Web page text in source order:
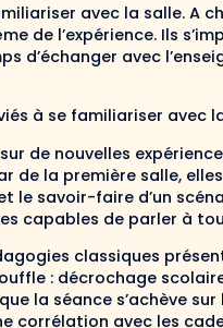
avec la salle. A
de l’expérience. Ils
d’échanger avec
à se familiariser avec
de nouvelles
de la première salle,
le savoir-faire d’un
capables de parler à
classiques
: décrochage
la séance s’achève sur
corrélation avec les